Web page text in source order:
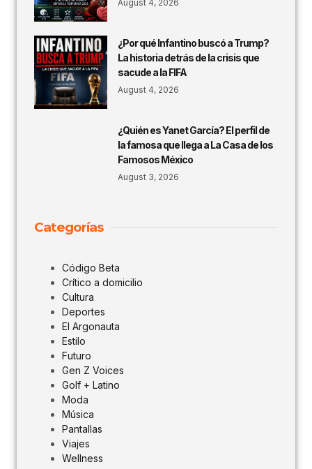
August 4, 2026
¿Por qué Infantino buscó a Trump?
La historia detrás de la crisis que
sacude a la FIFA
August 4, 2026
¿Quién es Yanet García? El perfil de
la famosa que llega a La Casa de los
Famosos México
August 3, 2026
Categorías
Código Beta
Crítico a domicilio
Cultura
Deportes
El Argonauta
Estilo
Futuro
Gen Z Voices
Golf + Latino
Moda
Música
Pantallas
Viajes
Wellness